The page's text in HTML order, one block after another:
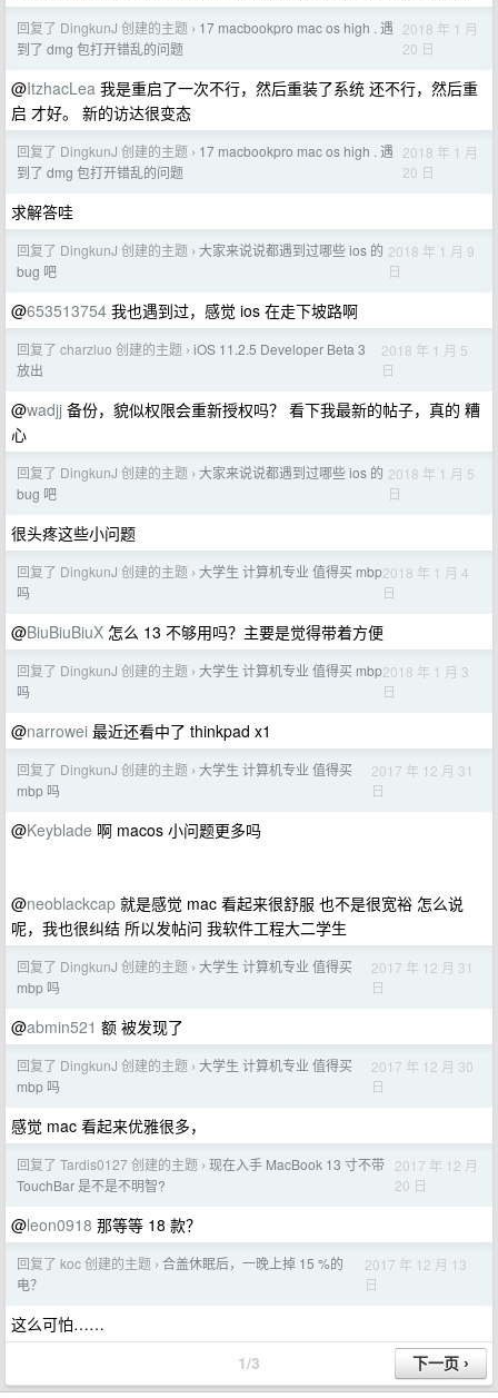
回复了 DingkunJ 创建的主题 › 17 macbookpro mac os high . 遇
到了 dmg 包打开错乱的问题
2018 年 1 月
20 日
@ItzhacLea 我是重启了一次不行，然后重装了系统 还不行，然后重
启 才好。 新的访达很变态
回复了 DingkunJ 创建的主题 › 17 macbookpro mac os high . 遇
到了 dmg 包打开错乱的问题
2018 年 1 月
20 日
求解答哇
回复了 DingkunJ 创建的主题 › 大家来说说都遇到过哪些 ios 的
bug 吧
2018 年 1 月 9
日
@653513754 我也遇到过，感觉 ios 在走下坡路啊
回复了 charzluo 创建的主题 › iOS 11.2.5 Developer Beta 3
放出
2018 年 1 月 5
日
@wadjj 备份，貌似权限会重新授权吗？ 看下我最新的帖子，真的 糟
心
回复了 DingkunJ 创建的主题 › 大家来说说都遇到过哪些 ios 的
bug 吧
2018 年 1 月 5
日
很头疼这些小问题
回复了 DingkunJ 创建的主题 › 大学生 计算机专业 值得买 mbp
吗
2018 年 1 月 4
日
@BiuBiuBiuX 怎么 13 不够用吗？主要是觉得带着方便
回复了 DingkunJ 创建的主题 › 大学生 计算机专业 值得买 mbp
吗
2018 年 1 月 3
日
@narrowei 最近还看中了 thinkpad x1
回复了 DingkunJ 创建的主题 › 大学生 计算机专业 值得买
mbp 吗
2017 年 12 月 31
日
@Keyblade 啊 macos 小问题更多吗
@neoblackcap 就是感觉 mac 看起来很舒服 也不是很宽裕 怎么说
呢，我也很纠结 所以发帖问 我软件工程大二学生
回复了 DingkunJ 创建的主题 › 大学生 计算机专业 值得买
mbp 吗
2017 年 12 月 31
日
@abmin521 额 被发现了
回复了 DingkunJ 创建的主题 › 大学生 计算机专业 值得买
mbp 吗
2017 年 12 月 30
日
感觉 mac 看起来优雅很多，
回复了 Tardis0127 创建的主题 › 现在入手 MacBook 13 寸不带
TouchBar 是不是不明智?
2017 年 12 月
20 日
@leon0918 那等等 18 款？
回复了 koc 创建的主题 › 合盖休眠后，一晚上掉 15 %的
电？
2017 年 12 月 13
日
这么可怕……
1/3